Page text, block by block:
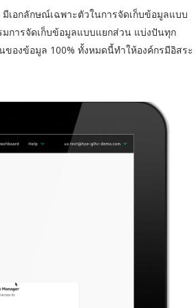
มีเอกลักษณ์เฉพาะตัวในการจัดเก็บข้อมูลแบบ
การจัดเก็บข้อมูลแบบแยกส่วน แบ่งปันทุก
องข้อมูล 100% ทั้งหมดนี้ทำให้องค์กรมีอิสระ